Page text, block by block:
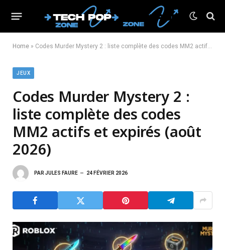
Home » Codes Murder Mystery 2 : liste complète des codes MM2 actifs et expirés (février 2026)
JEUX
Codes Murder Mystery 2 :
liste complète des codes
MM2 actifs et expirés (août
2026)
PAR JULES FAURE 24 FÉVRIER 2026